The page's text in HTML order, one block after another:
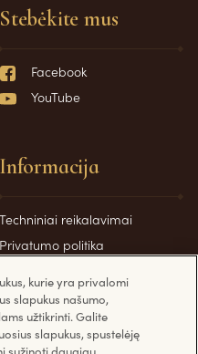
Informacija
Techniniai reikalavimai
Privatumo politika
Saugumo priemonės
Stebėkite mus
Facebook
YouTube
kurie yra privalomi
slapukus našumo,
užtikrinti. Galite
slapukus, spustelėję